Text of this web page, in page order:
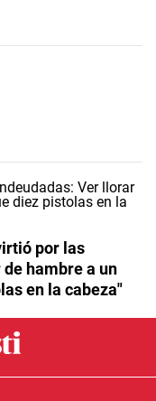
por las
hambre a un
en la cabeza"